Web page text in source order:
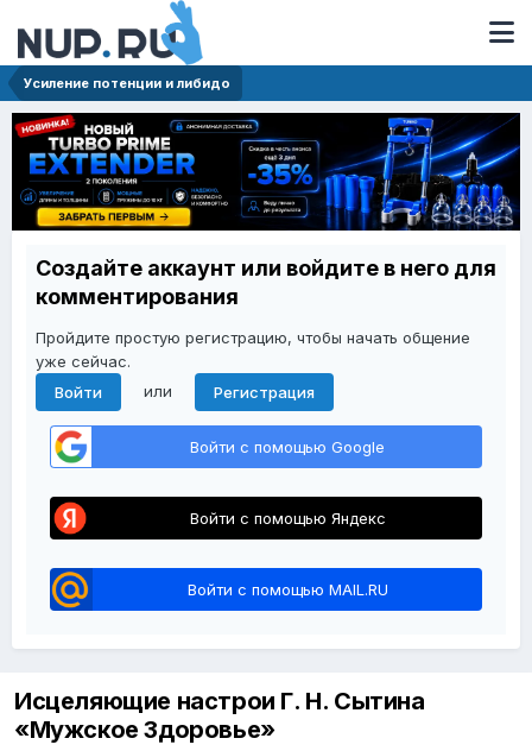
Усиление потенции и либидо
Создайте аккаунт или войдите в него для
комментирования
Пройдите простую регистрацию, чтобы начать общение
уже сейчас.
Войти
или Регистрация
Войти с помощью Google
Войти с помощью Яндекс
Войти с помощью MAIL.RU
Исцеляющие настрои Г. Н. Сытина
«Мужское Здоровье»